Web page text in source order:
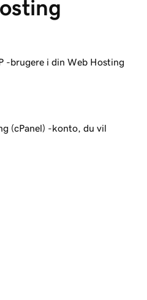
-brugere i din Web Hosting
(cPanel) -konto, du vil